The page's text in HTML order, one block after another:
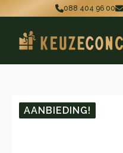
088 404 96 00
AANBIEDING!